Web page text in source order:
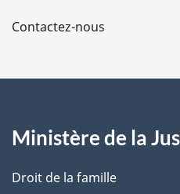
a
e
Contactez-nous
Ministère de la
Droit de la famille